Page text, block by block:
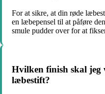
For at sikre, at din røde
en læbepensel til at påføre
smule pudder over for at
Hvilken finish skal
læbestift?